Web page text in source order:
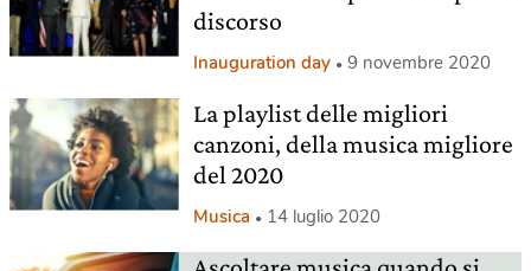
discorso
Inauguration day 9 novembre 2020
La playlist delle migliori
canzoni, della musica migliore
del 2020
Musica 14 luglio 2020